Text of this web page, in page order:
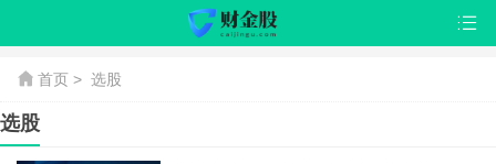
首页 > 选股
选股